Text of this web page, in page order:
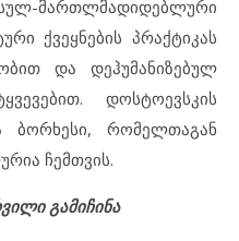
მართლმადიდებლური
ქვეყნების პრაქტიკას
და დეჰუმანიზებულ
დოსტოევსკის
რომელთაგან
ჩემთვის.
გამიჩინა